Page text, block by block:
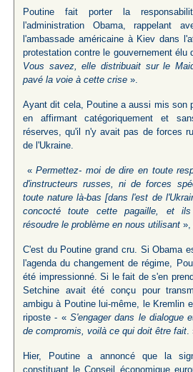
Poutine fait porter la
l'administration Obama, rappelant
l'ambassade américaine à Kiev dans
protestation contre le gouvernement élu
Vous savez, elle distribuait sur le
pavé la voie à cette crise ».
Ayant dit cela, Poutine a aussi mis son
en affirmant catégoriquement et
réserves, qu'il n'y avait pas de forces
de l'Ukraine.
«Permettez- moi de dire en toute
d'instructeurs russes, ni de forces
toute nature là-bas [dans l'est de
concocté toute cette pagaille, et
résoudre le problème en nous utilisant »,
C'est du Poutine grand cru. Si Obama
l'agenda du changement de régime,
été impressionné. Si le fait de s'en
Setchine avait été conçu pour
ambigu à Poutine lui-même, le Kremlin
riposte - « S'engager dans le dialogue
de compromis, voilà ce qui doit être fait.
Hier, Poutine a annoncé que la
constituant le Conseil économique